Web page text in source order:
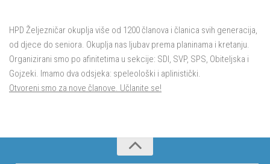
HPD Željezničar okuplja više od 1200 članova i članica svih generacija,
od djece do seniora. Okuplja nas ljubav prema planinama i kretanju.
Organizirani smo po afinitetima u sekcije: SDI, SVP, SPS, Obiteljska i
Gojzeki. Imamo dva odsjeka: speleološki i aplinistički.
Otvoreni smo za nove članove. Učlanite se!